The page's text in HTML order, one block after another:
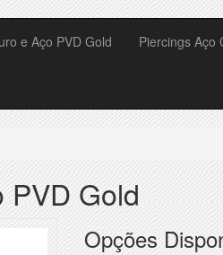
e Aço PVD Gold Piercings Aço
PVD Gold
Opções